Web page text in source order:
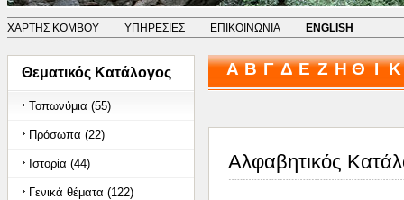
ΧΑΡΤΗΣ ΚΟΜΒΟΥ ΥΠΗΡΕΣΙΕΣ ΕΠΙΚΟΙΝΩΝΙΑ ENGLISH
Θεματικός Κατάλογος
Τοπωνύμια (55)
Πρόσωπα (22)
Ιστορία (44)
Γενικά θέματα (122)
Α Β Γ Δ Ε Ζ Η Θ Ι Κ
Αλφαβητικός